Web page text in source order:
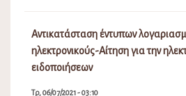
Αντικατάσταση έντυπων
ηλεκτρονικούς-Αίτηση για την
ειδοποιήσεων
Τρ, 06/07/2021 - 03:10